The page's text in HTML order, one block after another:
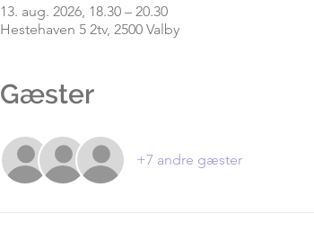
13. aug. 2026, 18.30 – 20.30
Hestehaven 5 2tv, 2500 Valby
Gæster
+7 andre gæster